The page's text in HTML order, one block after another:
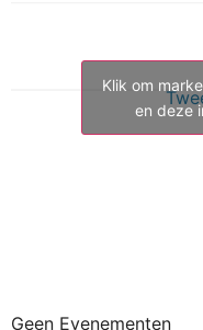
Klik om
en deze
Geen Evenementen